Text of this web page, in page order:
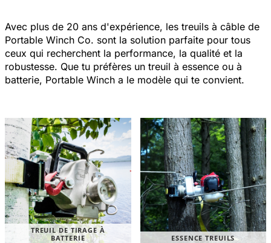
Avec plus de 20 ans d'expérience, les treuils à câble de
Portable Winch Co. sont la solution parfaite pour tous
ceux qui recherchent la performance, la qualité et la
robustesse. Que tu préfères un treuil à essence ou à
batterie, Portable Winch a le modèle qui te convient.
TREUIL DE TIRAGE À
BATTERIE
ESSENCE TREUILS